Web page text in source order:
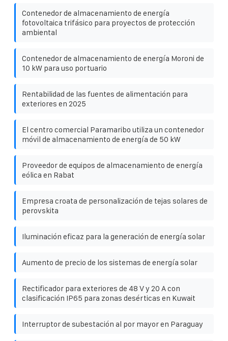
Contenedor de almacenamiento de energía
fotovoltaica trifásico para proyectos de protección
ambiental
Contenedor de almacenamiento de energía Moroni de
10 kW para uso portuario
Rentabilidad de las fuentes de alimentación para
exteriores en 2025
El centro comercial Paramaribo utiliza un contenedor
móvil de almacenamiento de energía de 50 kW
Proveedor de equipos de almacenamiento de energía
eólica en Rabat
Empresa croata de personalización de tejas solares de
perovskita
Iluminación eficaz para la generación de energía solar
Aumento de precio de los sistemas de energía solar
Rectificador para exteriores de 48 V y 20 A con
clasificación IP65 para zonas desérticas en Kuwait
Interruptor de subestación al por mayor en Paraguay